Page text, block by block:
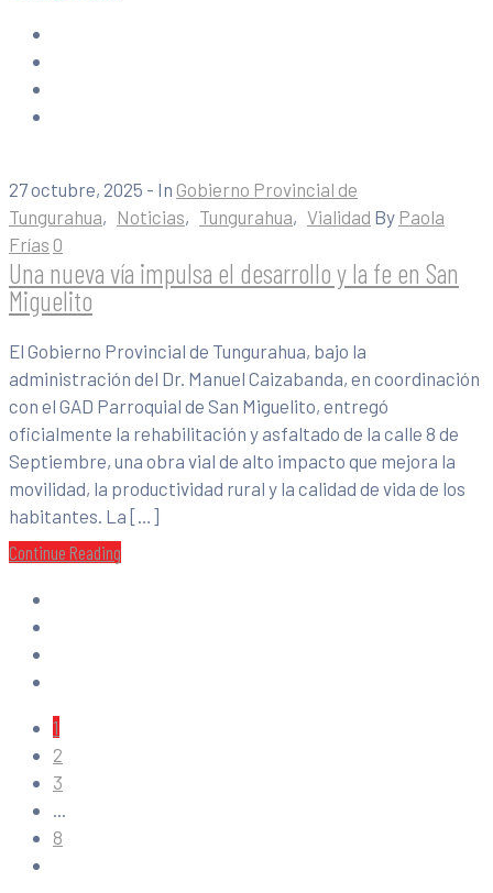
27 octubre, 2025 - In Gobierno Provincial de
Tungurahua‚ Noticias‚ Tungurahua‚ Vialidad By Paola
Frías 0
Una nueva vía impulsa el desarrollo y la fe en San
Miguelito
El Gobierno Provincial de Tungurahua, bajo la
administración del Dr. Manuel Caizabanda, en coordinación
con el GAD Parroquial de San Miguelito, entregó
oficialmente la rehabilitación y asfaltado de la calle 8 de
Septiembre, una obra vial de alto impacto que mejora la
movilidad, la productividad rural y la calidad de vida de los
habitantes. La […]
Continue Reading
1
2
3
8